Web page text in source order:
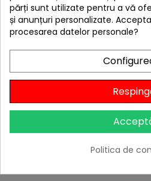
Presa hamburger din aluminiu
59,00 lei
Niciun
În
Adaugă
4 ALTE
părți sunt utilizate pentru a vă
și anunțuri personalizate.
procesarea datelor personale?
Politica de